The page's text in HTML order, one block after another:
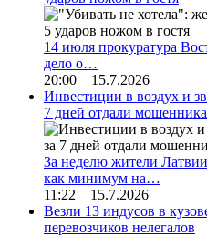
14 июля прокуратура
дело о…
20:00 15.7.2026
Инвестиции в воздух и
7 дней отдали
За неделю жители
как минимум на…
11:22 15.7.2026
Везли 13 индусов в
перевозчиков нелегалов